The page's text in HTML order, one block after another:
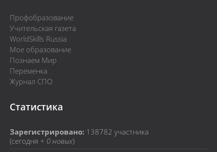
Профобразование
Учительская газета
WorldSkills Russia
Мое образование
Познаем Мир
Переменка
Журнал СПО
Статистика
Зарегистрировано: 138782 участника
(сегодня + 0 новых)